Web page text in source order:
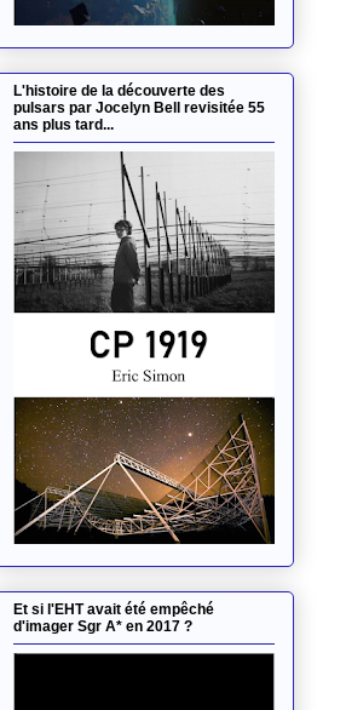
L'histoire de la découverte des
pulsars par Jocelyn Bell revisitée 55
ans plus tard...
Et si l'EHT avait été empêché
d'imager Sgr A* en 2017 ?